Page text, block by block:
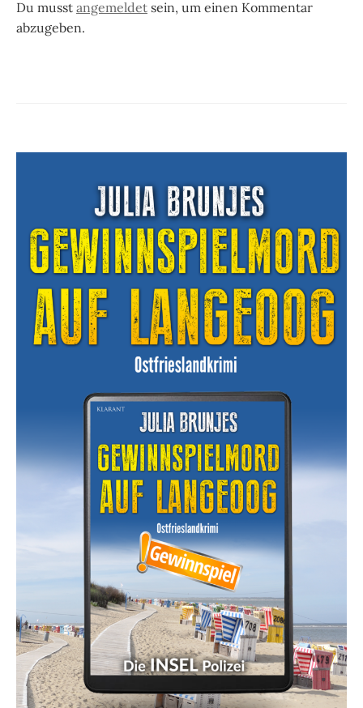
Du musst angemeldet sein, um einen Kommentar
abzugeben.